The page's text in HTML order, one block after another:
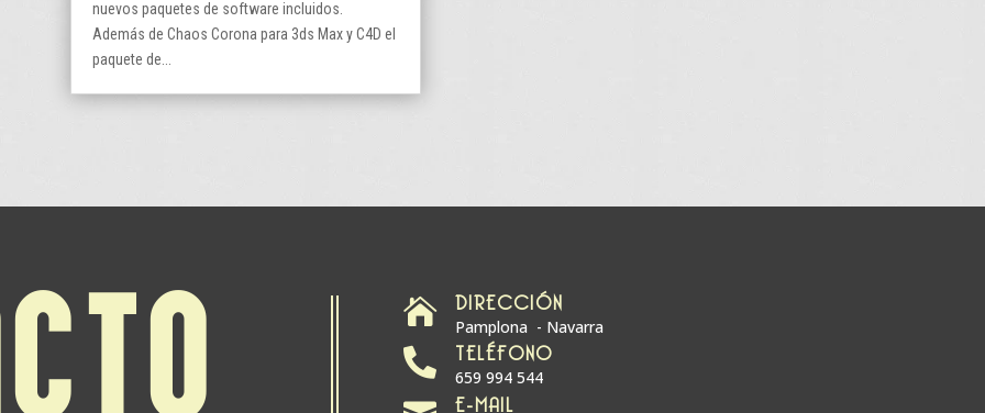
nuevos paquetes de software incluidos.
Además de Chaos Corona para 3ds Max y C4D el
paquete de...
 DIRECCIÓN
Pamplona - Navarra
 TELÉFONO
659 994 544
E-MAIL